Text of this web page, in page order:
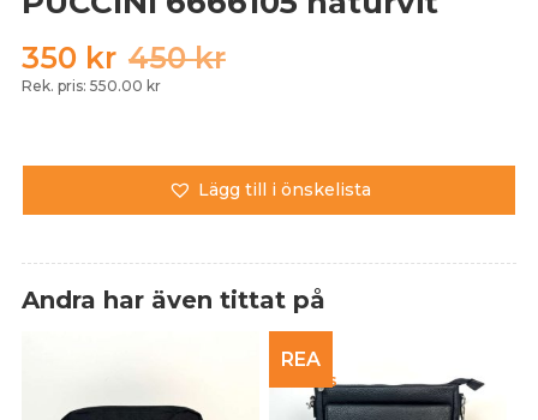
450kr
450 kr.
350 kr
350 kr.
Rek. pris: 550.00 kr
Lägg till i önskelista
Andra har även tittat på
REA